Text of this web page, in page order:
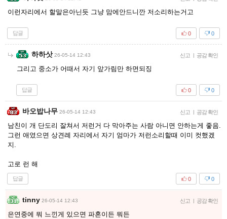
이런자리에서 할말은아닌듯 그냥 맘에안드니깐 저소리하는거고
답글 0
0
하하삿 26-05-14 12:43 신고 | 공감 확인
그리고 중소가 어때서 자기 앞가림만 하면되징
답글 0
0
바오밥나무 26-05-14 12:43 신고 | 공감 확인
남친이 개 단도리 잘쳐서 저런거 다 막아주는 사람 아니면 안하는게 좋음.
그런 애였으면 상견례 자리에서 자기 엄마가 저런소리할때 이미 컷했겠
지.
고로 런 해
답글 0
0
tinny 26-05-14 12:43 신고 | 공감 확인
은연중에 뭐 느낀게 있으면 파혼이든 뭐든